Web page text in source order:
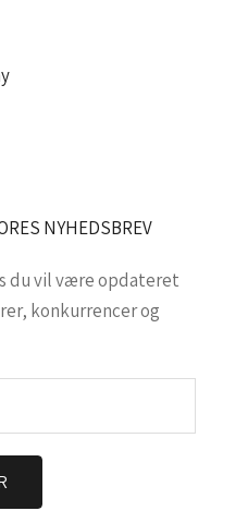
NYHEDSBREV
du vil være opdateret
konkurrencer og